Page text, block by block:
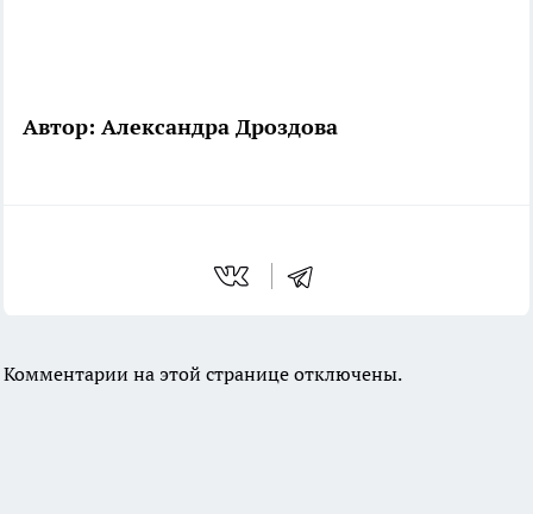
Автор: Александра Дроздова
Комментарии на этой странице отключены.